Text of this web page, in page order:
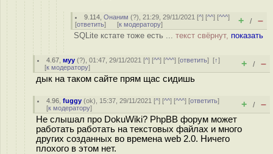
9.114 ,Онаним (?), 21:29, 29/11/2021 [^] [^^] [^^^]
[ответить] [к модератору] + / –
SQLite кстате тоже есть ... текст свёрнут, показать
4.67 ,муу (?), 01:47, 29/11/2021 [^] [^^] [^^^] [ответить][↑]
[к модератору] + / –
дык на таком сайте прям щас сидишь
4.96 ,fuggy (ok), 15:37, 29/11/2021 [^] [^^] [^^^] [ответить]
[к модератору] + / –
Не слышал про DokuWiki? PhpBB форум может
работать работать на текстовых файлах и много
других созданных во времена web 2.0. Ничего
плохого в этом нет.